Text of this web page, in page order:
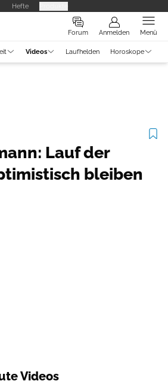
Hefte
Forum Anmelden Menü
Videos Laufhelden Horoskope
Lauf der
bleiben
Videos